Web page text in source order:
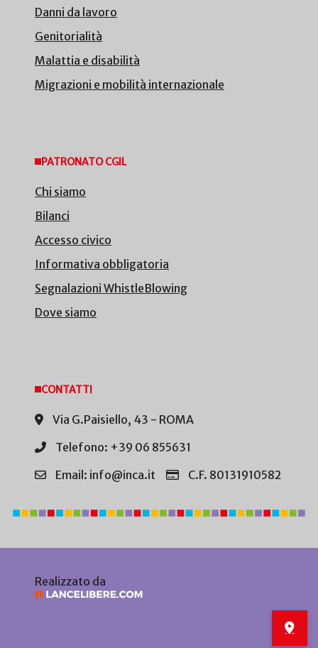
Danni da lavoro
Genitorialità
Malattia e disabilità
Migrazioni e mobilità internazionale
PATRONATO CGIL
Chi siamo
Bilanci
Accesso civico
Informativa obbligatoria
Segnalazioni WhistleBlowing
Dove siamo
CONTATTI
Via G.Paisiello, 43 - ROMA
Telefono: +39 06 855631
Email: info@inca.it
C.F. 80131910582
Realizzato da